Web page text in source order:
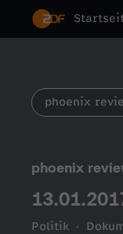
phoenix
phoenix
Politik